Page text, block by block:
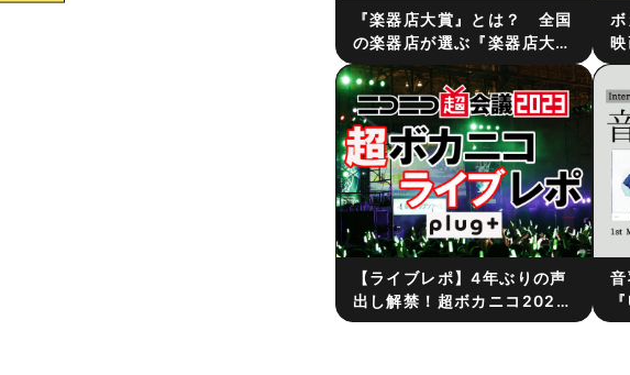
『楽器店大賞』とは？ 全国
の楽器店が選ぶ『楽器店大賞
2025』の表彰式が10/27ヤ
マハ銀座スタジオで開催。
曲
【ライブレポ】4年ぶりの声
出し解禁！超ボカニコ2023
supported by東武トップツ